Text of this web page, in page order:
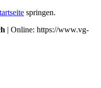
springen.
| Online: https://www.vg-